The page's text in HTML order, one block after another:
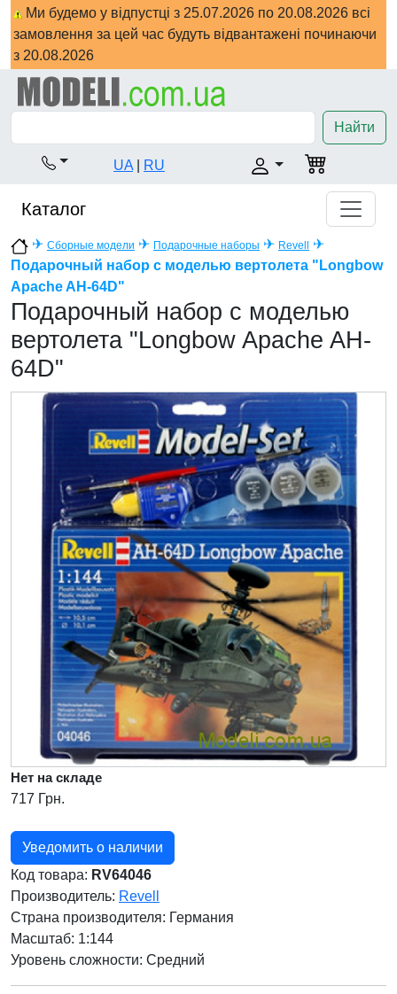
Ми будемо у відпустці з 25.07.2026 по 20.08.2026 всі
замовлення за цей час будуть відвантажені починаючи
з 20.08.2026
Найти
UA RU
Каталог
✈ Сборные модели ✈ Подарочные наборы ✈ Revell
✈
Подарочный набор с моделью вертолета "Longbow
Apache AH-64D"
Подарочный набор с моделью
вертолета "Longbow Apache AH-
64D"
Нет на складе
717 Грн.
Уведомить о наличии
Код товара: RV64046
Производитель: Revell
Страна производителя: Германия
Масштаб: 1:144
Уровень сложности: Cредний